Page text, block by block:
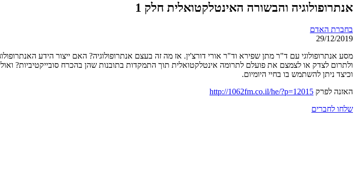
אנתרופולוגיה והבשורה האינטלקטואלית חלק 1
בחברת האדם
29/12/2019
מסע אנתרופולוגי עם ד"ר מתן שפירא וד"ר אורי דורצ'ין. אז מה זה בעצם אנתרופולוגיה? האם ייצור הידע
ולתרום לצדק או לצמצם את פועלם לתרומה אינטלקטואלית תוך התמקדות בתובנות שהן בהכרח סובייקטיביות?
וכיצד ניתן להשתמש בו בחיי היומיום.
האזנה לפרק http://1062fm.co.il/he/?p=12015
שלחו לחברים